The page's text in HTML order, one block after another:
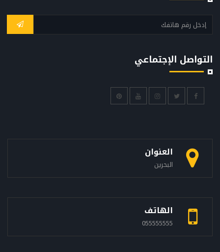
التواصل الإجتماعي
العنوان
البحرين
الهاتف
055555555